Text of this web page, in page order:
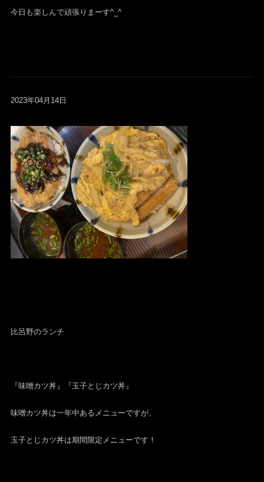
今日も楽しんで頑張りまーす^_^
2023年04月14日
比呂野のランチ
『味噌カツ丼』『玉子とじカツ丼』
味噌カツ丼は一年中あるメニューですが、
玉子とじカツ丼は期間限定メニューです！